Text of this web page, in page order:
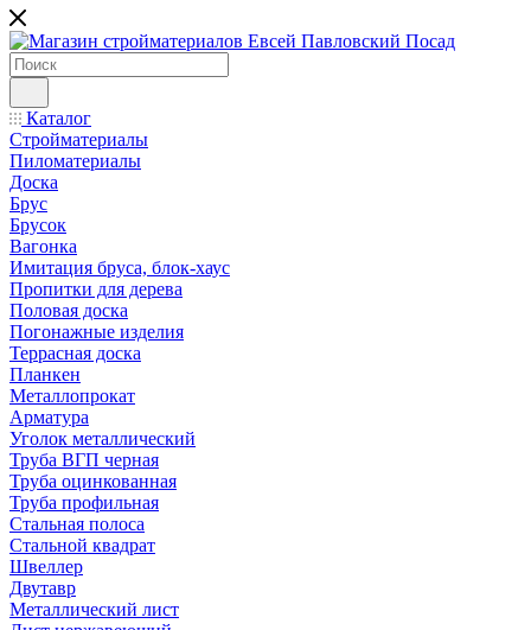
Каталог
Стройматериалы
Пиломатериалы
Доска
Брус
Брусок
Вагонка
Имитация бруса, блок-хаус
Пропитки для дерева
Половая доска
Погонажные изделия
Террасная доска
Планкен
Металлопрокат
Арматура
Уголок металлический
Труба ВГП черная
Труба оцинкованная
Труба профильная
Стальная полоса
Стальной квадрат
Швеллер
Двутавр
Металлический лист